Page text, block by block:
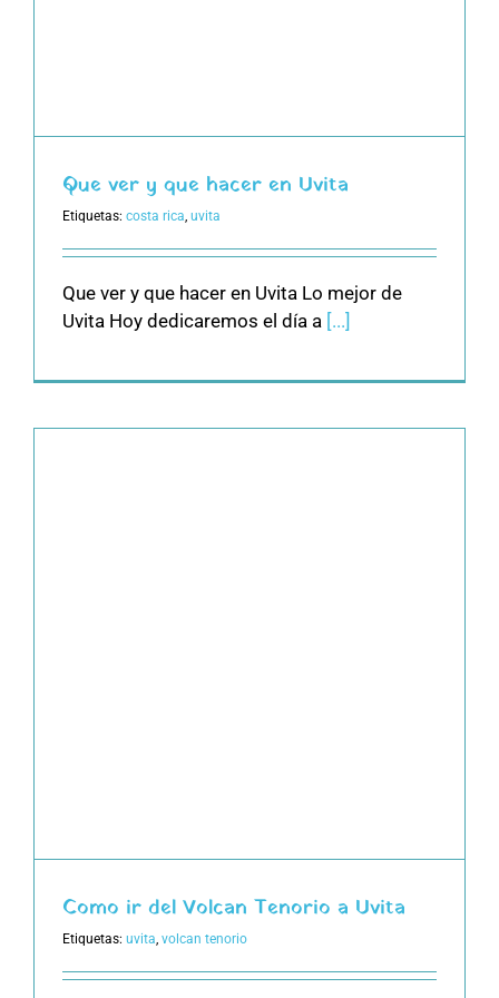
Que ver y que hacer en Uvita
Etiquetas: costa rica, uvita
Que ver y que hacer en Uvita Lo mejor de
Uvita Hoy dedicaremos el día a [...]
Como ir del Volcan Tenorio a Uvita
Etiquetas: uvita, volcan tenorio